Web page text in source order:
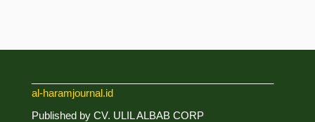
al-haramjournal.id
Published by CV. ULIL ALBAB CORP